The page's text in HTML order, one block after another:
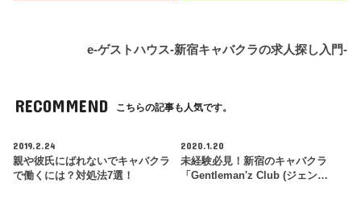
e-ゲストハウス-新宿キャバクラの求人探し入門-
RECOMMEND こちらの記事も人気です。
2019.2.24
親や彼氏にばれないでキャバクラ
で働くには？対処法7選！
2020.1.20
未経験必見！新宿のキャバクラ
「Gentleman'z Club (ジェン…